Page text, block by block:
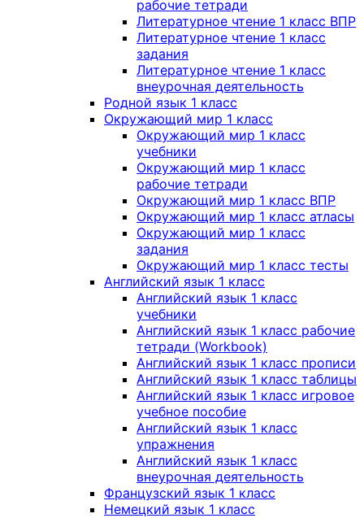
рабочие тетради
Литературное чтение 1 класс ВПР
Литературное чтение 1 класс
задания
Литературное чтение 1 класс
внеурочная деятельность
Родной язык 1 класс
Окружающий мир 1 класс
Окружающий мир 1 класс
учебники
Окружающий мир 1 класс
рабочие тетради
Окружающий мир 1 класс ВПР
Окружающий мир 1 класс атласы
Окружающий мир 1 класс
задания
Окружающий мир 1 класс тесты
Английский язык 1 класс
Английский язык 1 класс
учебники
Английский язык 1 класс рабочие
тетради (Workbook)
Английский язык 1 класс прописи
Английский язык 1 класс таблицы
Английский язык 1 класс игровое
учебное пособие
Английский язык 1 класс
упражнения
Английский язык 1 класс
внеурочная деятельность
Французский язык 1 класс
Немецкий язык 1 класс